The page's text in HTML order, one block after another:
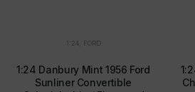
1:24 FORD
1:24 Danbury Mint 1956 Ford
Sunliner Convertible